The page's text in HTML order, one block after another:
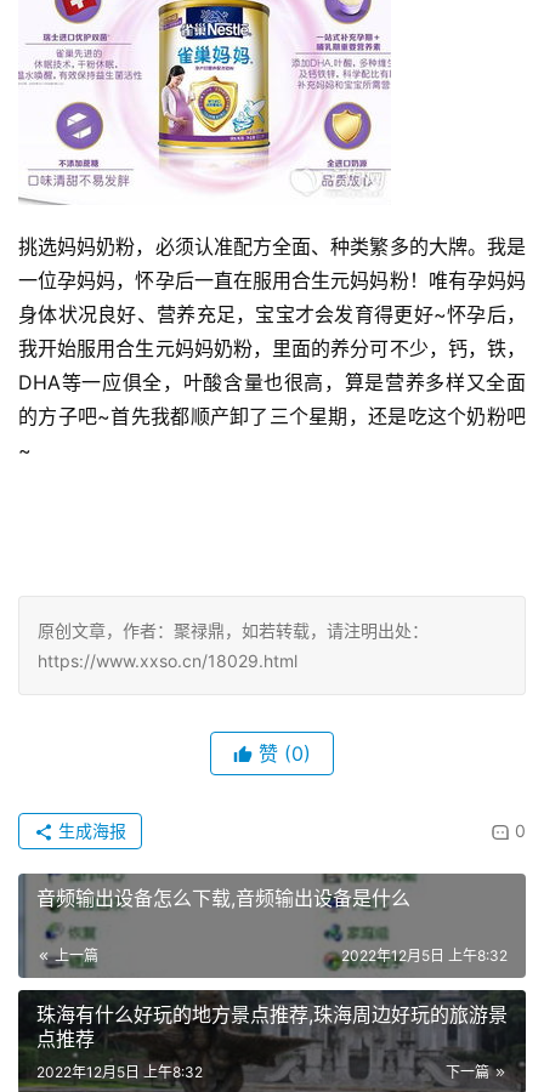
挑选妈妈奶粉，必须认准配方全面、种类繁多的大牌。 我是
一位孕妈妈，怀孕后一直在服用合生元妈妈粉！ 唯有孕妈妈
身体状况良好、营养充足，宝宝才会发育得更好~怀孕后，
我开始服用合生元妈妈奶粉，里面的养分可不少，钙，铁，
DHA等一应俱全，叶酸含量也很高，算是营养多样又全面
的方子吧~首先我都顺产卸了三个星期，还是吃这个奶粉吧
~
原创文章，作者：聚禄鼎，如若转载，请注明出处：
https://www.xxso.cn/18029.html
赞 (0)
0
生成海报
音频输出设备怎么下载,音频输出设备是什么
上一篇 2022年12月5日 上午8:32
珠海有什么好玩的地方景点推荐,珠海周边好玩的旅游景
点推荐
下一篇
2022年12月5日 上午8:32